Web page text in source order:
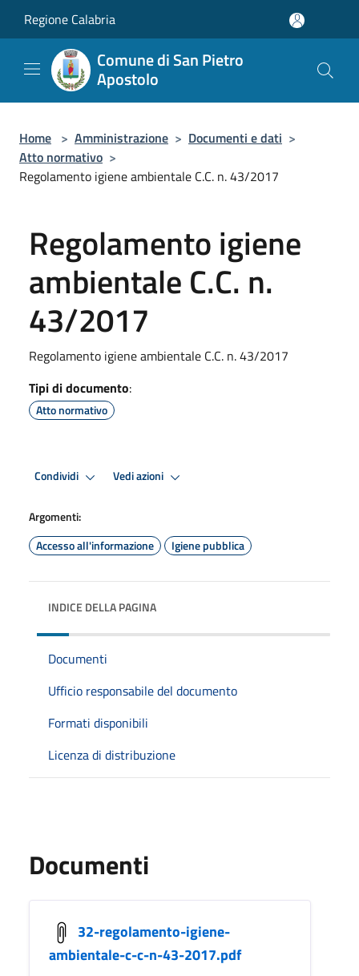
Regione Calabria
Comune di San Pietro
Apostolo
Home > Amministrazione > Documenti e dati >
Atto normativo >
Regolamento igiene ambientale C.C. n. 43/2017
Regolamento igiene
ambientale C.C. n.
43/2017
Regolamento igiene ambientale C.C. n. 43/2017
Tipi di documento:
Atto normativo
Condividi Vedi azioni
Argomenti:
Accesso all'informazione
Igiene pubblica
INDICE DELLA PAGINA
Documenti
Ufficio responsabile del documento
Formati disponibili
Licenza di distribuzione
Documenti
32-regolamento-igiene-
ambientale-c-c-n-43-2017.pdf